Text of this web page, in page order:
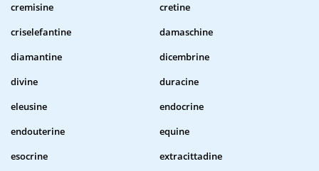
cremisine
cretine
criselefantine
damaschine
diamantine
dicembrine
divine
duracine
eleusine
endocrine
endouterine
equine
esocrine
extracittadine